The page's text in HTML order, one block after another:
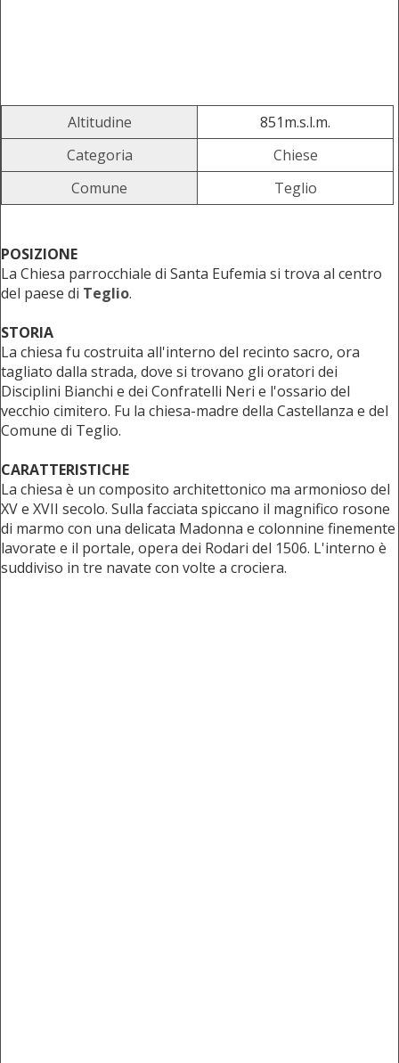
Altitudine
851m.s.l.m.
Categoria
Chiese
Comune
Teglio
POSIZIONE
La Chiesa parrocchiale di Santa Eufemia si trova al centro
del paese di Teglio.
STORIA
La chiesa fu costruita all'interno del recinto sacro, ora
tagliato dalla strada, dove si trovano gli oratori dei
Disciplini Bianchi e dei Confratelli Neri e l'ossario del
vecchio cimitero. Fu la chiesa-madre della Castellanza e del
Comune di Teglio.
CARATTERISTICHE
La chiesa è un composito architettonico ma armonioso del
XV e XVII secolo. Sulla facciata spiccano il magnifico rosone
di marmo con una delicata Madonna e colonnine finemente
lavorate e il portale, opera dei Rodari del 1506. L'interno è
suddiviso in tre navate con volte a crociera.